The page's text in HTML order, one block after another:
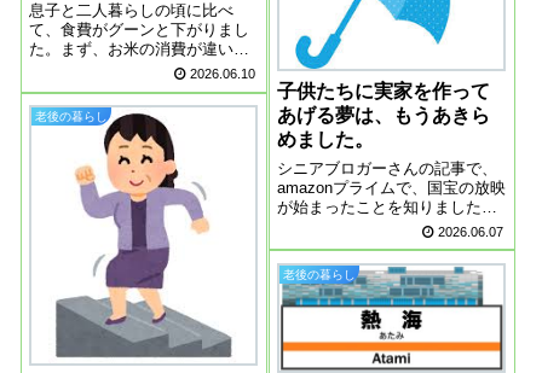
息子と二人暮らしの頃に比べ
て、食費がグーンと下がりまし
た。まず、お米の消費が違いま
す、二人暮らしの頃は、月に１
０キロはあたりまえでした。今
は５キロかっても３カ月もって
います。また値上がりの夏がや
ってくると、ニュースで言って
いました。もう止ま...
2026.06.10
子供たちに実家を作って
あげる夢は、もうあきら
めました。
シニアブロガーさんの記事で、
amazonプライムで、国宝の放映
が始まったことを知りました。
こういう情報は、本当にありが
たい、今夜ゆっくり見たいと思
います。あれだけ話題の国宝、
私は映画館で見ていないので
す。そういえば、団地ブームの
火付け役にな...
2026.06.07
老後の暮らし
老後の暮らし